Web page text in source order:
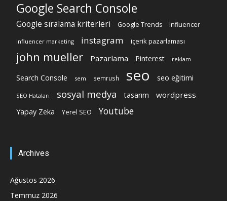
Google Search Console
Google sıralama kriterleri Google Trends influencer
influencer marketing instagram içerik pazarlaması
john mueller Pazarlama Pinterest reklam
Search Console sem semrush seo seo eğitimi
SEO Hataları sosyal medya tasarım wordpress
Yapay Zeka Yerel SEO Youtube
Archives
Ağustos 2026
Temmuz 2026